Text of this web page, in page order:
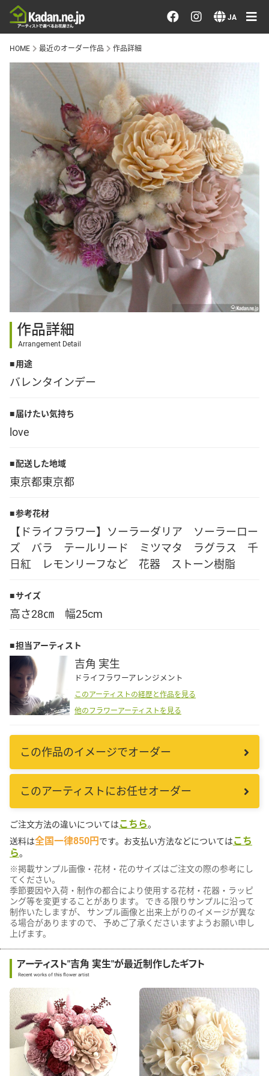
JA
お花を注文する・探す
おまかせ注文
最近のオーダー作品
アーティストで選ぶ
届けたい気持ちで選ぶ
会員メニュー
ログイン
会員登録
その他
注文方法・送料など
Language
HOME 最近のオーダー作品 作品詳細
作品詳細
Arrangement Detail
用途
バレンタインデー
届けたい気持ち
love
配送した地域
東京都東京都
参考花材
【ドライフラワー】ソーラーダリア ソーラーロー
ズ バラ テールリード ミツマタ ラグラス 千
日紅 レモンリーフなど 花器 ストーン樹脂
サイズ
高さ28㎝ 幅25cm
担当アーティスト
吉角 実生
ドライフラワーアレンジメント
このアーティストの経歴と作品を見る
他のフラワーアーティストを見る
この作品のイメージでオーダー
このアーティストにお任せオーダー
ご注文方法の違いについてはこちら。
送料は全国一律850円です。お支払い方法などについてはこち
ら。
※掲載サンプル画像・花材・花のサイズはご注文の際の参考にし
てください。
季節要因や入荷・制作の都合により使用する花材・花器・ラッピ
ング等を変更することがあります。 できる限りサンプルに沿って
制作いたしますが、 サンプル画像と出来上がりのイメージが異な
る場合がありますので、 予めご了承くださいますようお願い申し
上げます。
アーティスト"吉角 実生"が最近制作したギフト
Recent works of this flower artist